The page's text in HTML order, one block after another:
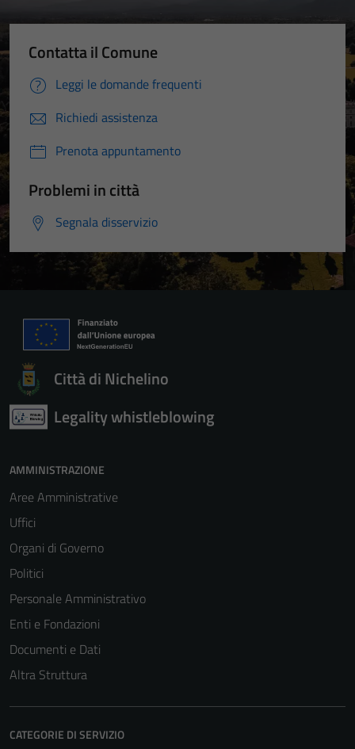
Contatta il Comune
Leggi le domande frequenti
Richiedi assistenza
Prenota appuntamento
Problemi in città
Segnala disservizio
Città di Nichelino
Legality whistleblowing
AMMINISTRAZIONE
Aree Amministrative
Uffici
Organi di Governo
Politici
Personale Amministrativo
Enti e Fondazioni
Documenti e Dati
Altra Struttura
CATEGORIE DI SERVIZIO